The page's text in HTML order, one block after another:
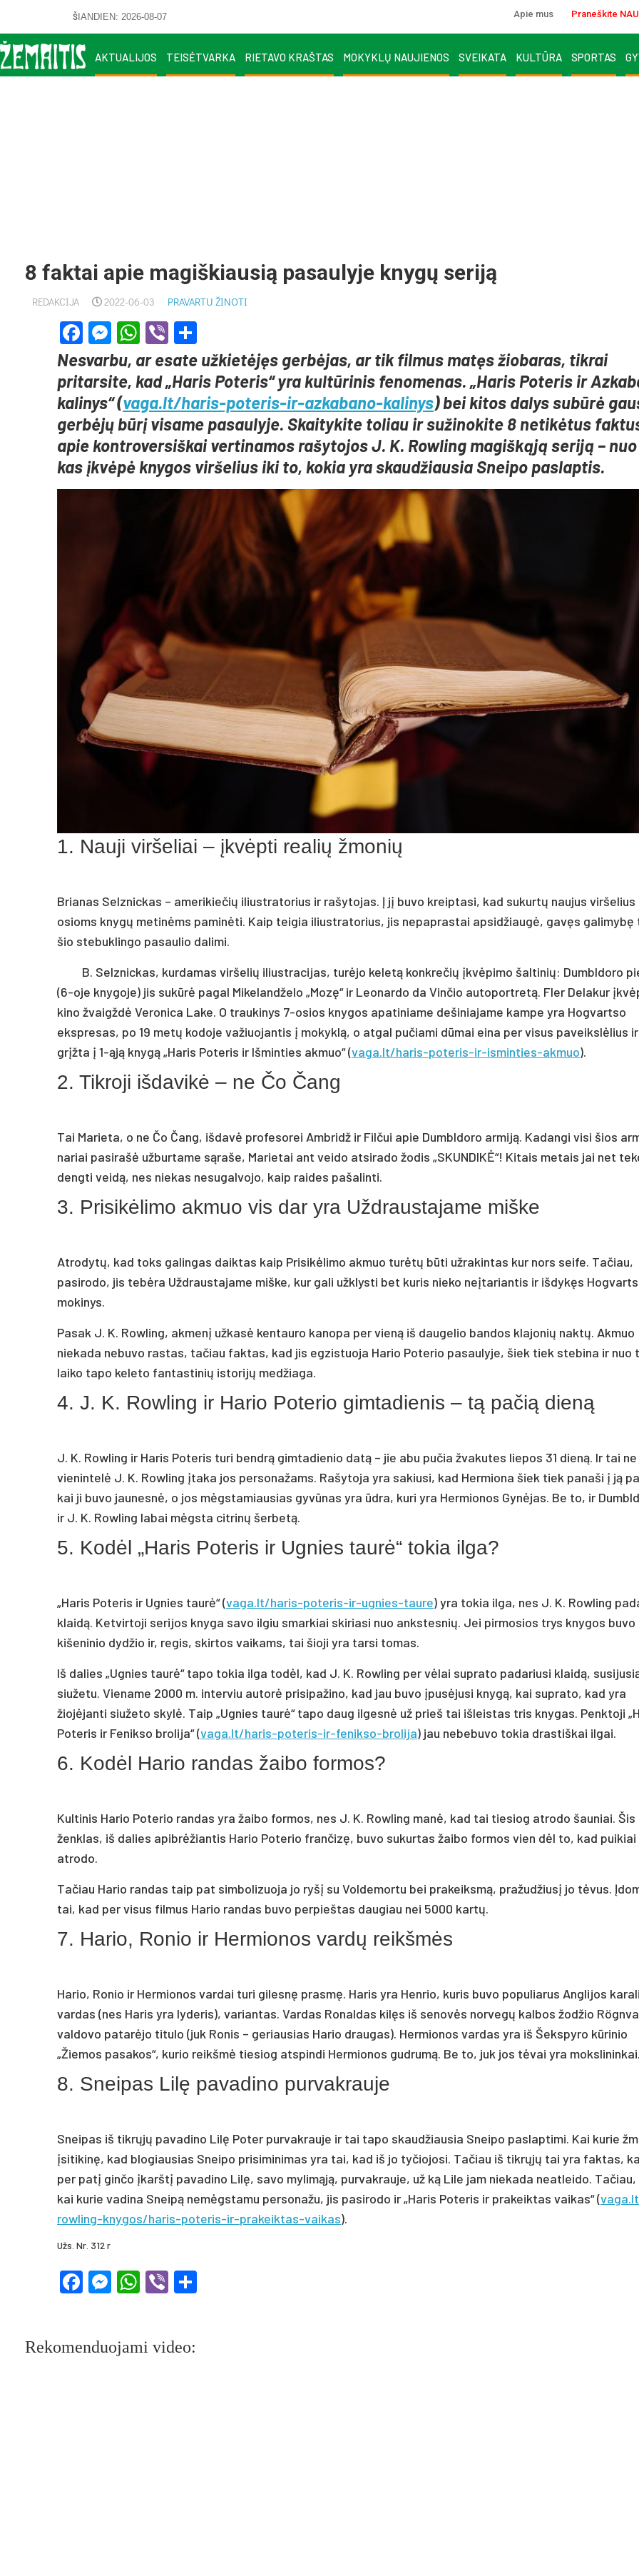
ŠIANDIEN: 2026-08-07 Apie mus Praneškite
AKTUALIJOS TEISĖTVARKA RIETAVO KRAŠTAS MOKYKLŲ NAUJIENOS SVEIKATA KULTŪRA SPORTAS
8 faktai apie magiškiausią pasaulyje knygų seriją
REDAKCIJA 2022-06-03 PRAVARTU ŽINOTI
Facebook
Messenger
WhatsApp
Viber
Nesvarbu, ar esate užkietėjęs gerbėjas, ar tik filmus matęs žiobaras, tikrai
pritarsite, kad „Haris Poteris“ yra kultūrinis fenomenas. „Haris Poteris ir
kalinys“ (vaga.lt/haris-poteris-ir-azkabano-kalinys) bei kitos dalys subūrė
gerbėjų būrį visame pasaulyje. Skaitykite toliau ir sužinokite 8 netikėtus
apie kontroversiškai vertinamos rašytojos J. K. Rowling magiškąją seriją –
kas įkvėpė knygos viršelius iki to, kokia yra skaudžiausia Sneipo paslaptis.
1. Nauji viršeliai – įkvėpti realių žmonių
Brianas Selznickas – amerikiečių iliustratorius ir rašytojas. Į jį buvo kreiptasi, kad sukurtų naujus viršelius
osioms knygų metinėms paminėti. Kaip teigia iliustratorius, jis nepaprastai apsidžiaugė, gavęs galimybę
šio stebuklingo pasaulio dalimi.
B. Selznickas, kurdamas viršelių iliustracijas, turėjo keletą konkrečių įkvėpimo šaltinių: Dumbldoro
(6-oje knygoje) jis sukūrė pagal Mikelandželo „Mozę“ ir Leonardo da Vinčio autoportretą. Fler Delakur
kino žvaigždė Veronica Lake. O traukinys 7-osios knygos apatiniame dešiniajame kampe yra Hogvartso
ekspresas, po 19 metų kodoje važiuojantis į mokyklą, o atgal pučiami dūmai eina per visus paveikslėlius ir
grįžta į 1-ąją knygą „Haris Poteris ir Išminties akmuo“ (vaga.lt/haris-poteris-ir-isminties-akmuo).
2. Tikroji išdavikė – ne Čo Čang
Tai Marieta, o ne Čo Čang, išdavė profesorei Ambridž ir Filčui apie Dumbldoro armiją. Kadangi visi šios
nariai pasirašė užburtame sąraše, Marietai ant veido atsirado žodis „SKUNDIKĖ“! Kitais metais jai net
dengti veidą, nes niekas nesugalvojo, kaip raides pašalinti.
3. Prisikėlimo akmuo vis dar yra Uždraustajame miške
Atrodytų, kad toks galingas daiktas kaip Prisikėlimo akmuo turėtų būti užrakintas kur nors seife. Tačiau,
pasirodo, jis tebėra Uždraustajame miške, kur gali užklysti bet kuris nieko neįtariantis ir išdykęs
mokinys.
Pasak J. K. Rowling, akmenį užkasė kentauro kanopa per vieną iš daugelio bandos klajonių naktų. Akmuo
niekada nebuvo rastas, tačiau faktas, kad jis egzistuoja Hario Poterio pasaulyje, šiek tiek stebina ir nuo
laiko tapo keleto fantastinių istorijų medžiaga.
4. J. K. Rowling ir Hario Poterio gimtadienis – tą pačią dieną
J. K. Rowling ir Haris Poteris turi bendrą gimtadienio datą – jie abu pučia žvakutes liepos 31 dieną. Ir tai ne
vienintelė J. K. Rowling įtaka jos personažams. Rašytoja yra sakiusi, kad Hermiona šiek tiek panaši į ją
kai ji buvo jaunesnė, o jos mėgstamiausias gyvūnas yra ūdra, kuri yra Hermionos Gynėjas. Be to, ir
ir J. K. Rowling labai mėgsta citrinų šerbetą.
5. Kodėl „Haris Poteris ir Ugnies taurė“ tokia ilga?
„Haris Poteris ir Ugnies taurė“ (vaga.lt/haris-poteris-ir-ugnies-taure) yra tokia ilga, nes J. K. Rowling
klaidą. Ketvirtoji serijos knyga savo ilgiu smarkiai skiriasi nuo ankstesnių. Jei pirmosios trys knygos buvo
kišeninio dydžio ir, regis, skirtos vaikams, tai šioji yra tarsi tomas.
Iš dalies „Ugnies taurė“ tapo tokia ilga todėl, kad J. K. Rowling per vėlai suprato padariusi klaidą,
siužetu. Viename 2000 m. interviu autorė prisipažino, kad jau buvo įpusėjusi knygą, kai suprato, kad yra
žiojėjanti siužeto skylė. Taip „Ugnies taurė“ tapo daug ilgesnė už prieš tai išleistas tris knygas. Penktoji
Poteris ir Fenikso brolija“ (vaga.lt/haris-poteris-ir-fenikso-brolija) jau nebebuvo tokia drastiškai ilgai.
6. Kodėl Hario randas žaibo formos?
Kultinis Hario Poterio randas yra žaibo formos, nes J. K. Rowling manė, kad tai tiesiog atrodo šauniai. Šis
ženklas, iš dalies apibrėžiantis Hario Poterio frančizę, buvo sukurtas žaibo formos vien dėl to, kad puikiai
atrodo.
Tačiau Hario randas taip pat simbolizuoja jo ryšį su Voldemortu bei prakeiksmą, pražudžiusį jo tėvus.
tai, kad per visus filmus Hario randas buvo perpieštas daugiau nei 5000 kartų.
7. Hario, Ronio ir Hermionos vardų reikšmės
Hario, Ronio ir Hermionos vardai turi gilesnę prasmę. Haris yra Henrio, kuris buvo populiarus Anglijos
vardas (nes Haris yra lyderis), variantas. Vardas Ronaldas kilęs iš senovės norvegų kalbos žodžio
valdovo patarėjo titulo (juk Ronis – geriausias Hario draugas). Hermionos vardas yra iš Šekspyro kūrinio
„Žiemos pasakos“, kurio reikšmė tiesiog atspindi Hermionos gudrumą. Be to, juk jos tėvai yra mokslininkai.
8. Sneipas Lilę pavadino purvakrauje
Sneipas iš tikrųjų pavadino Lilę Poter purvakrauje ir tai tapo skaudžiausia Sneipo paslaptimi. Kai kurie
įsitikinę, kad blogiausias Sneipo prisiminimas yra tai, kad iš jo tyčiojosi. Tačiau iš tikrųjų tai yra faktas,
per patį ginčo įkarštį pavadino Lilę, savo mylimąją, purvakrauje, už ką Lile jam niekada neatleido. Tačiau,
kai kurie vadina Sneipą nemėgstamu personažu, jis pasirodo ir „Haris Poteris ir prakeiktas vaikas“ (
rowling-knygos/haris-poteris-ir-prakeiktas-vaikas).
Užs. Nr. 312 r
Facebook
Messenger
WhatsApp
Viber
Rekomenduojami video: